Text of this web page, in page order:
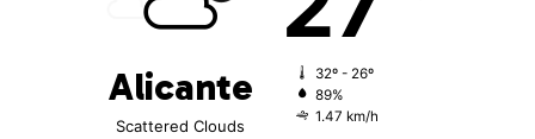
Alicante
Scattered Clouds
32º - 26º
89%
1.47 km/h